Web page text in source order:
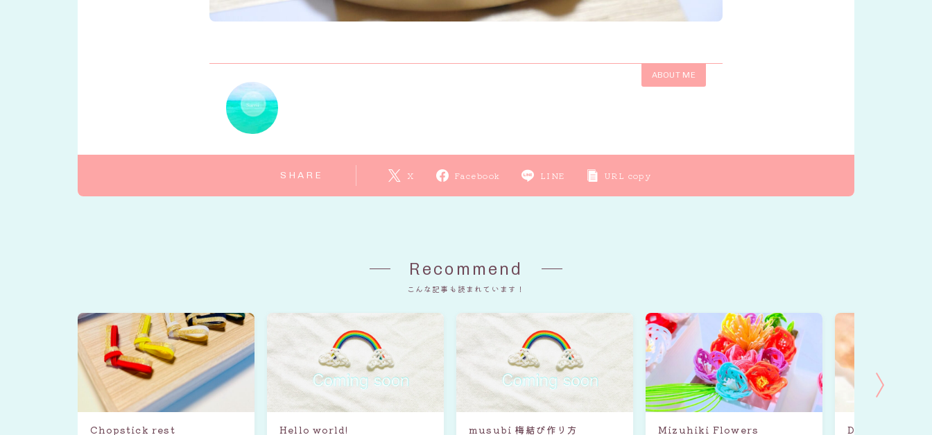
ABOUT ME
SHARE X Facebook LINE URL copy
Recommend
こんな記事も読まれています！
Chopstick rest Hello world! musubi 梅結び作り方 Mizuhiki Flowers Delicious